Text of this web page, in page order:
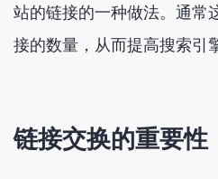
站的链接的一种做法。通常
接的数量，从而提高搜索引
链接交换的重要性